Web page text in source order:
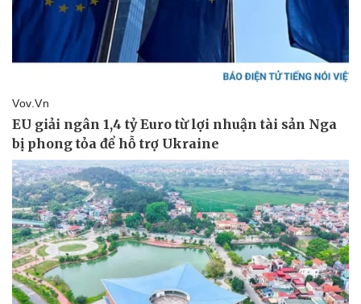
eSports
Hậu trường